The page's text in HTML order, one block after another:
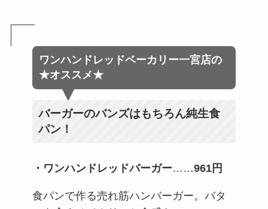
ワンハンドレッドベーカリー一宮店の
★オススメ★
バーガーのバンズはもちろん純生食
パン！
・ワンハンドレッドバーガー……961円
食パンで作る売れ筋ハンバーガー。バタ